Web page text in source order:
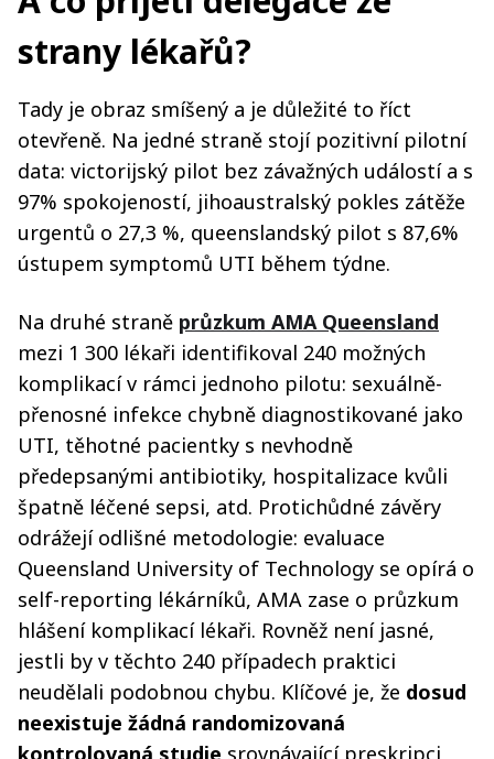
strany lékařů?
Tady je obraz smíšený a je důležité to říct
otevřeně. Na jedné straně stojí pozitivní pilotní
data: victorijský pilot bez závažných událostí a s
97% spokojeností, jihoaustralský pokles zátěže
urgentů o 27,3 %, queenslandský pilot s 87,6%
ústupem symptomů UTI během týdne.
Na druhé straně průzkum AMA Queensland
mezi 1 300 lékaři identifikoval 240 možných
komplikací v rámci jednoho pilotu: sexuálně-
přenosné infekce chybně diagnostikované jako
UTI, těhotné pacientky s nevhodně
předepsanými antibiotiky, hospitalizace kvůli
špatně léčené sepsi, atd. Protichůdné závěry
odrážejí odlišné metodologie: evaluace
Queensland University of Technology se opírá o
self-reporting lékárníků, AMA zase o průzkum
hlášení komplikací lékaři. Rovněž není jasné,
jestli by v těchto 240 případech praktici
neudělali podobnou chybu. Klíčové je, že dosud
neexistuje žádná randomizovaná
kontrolovaná studie srovnávající preskripci